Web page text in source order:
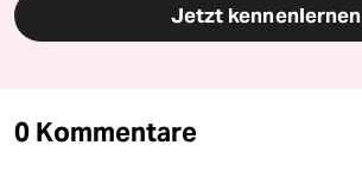
Jetzt kennenlernen
0 Kommentare